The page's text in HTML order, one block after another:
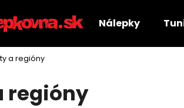
Nálepky
a regióny
regióny